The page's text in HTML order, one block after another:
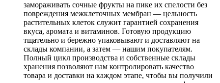
замораживать сочные фрукты на пике их спелости без
повреждения межклеточных мембран — цельность
растительных клеток служит гарантией сохранения
вкуса, аромата и витаминов. Готовую продукцию
тщательно и бережно упаковывают и доставляют на
склады компании, а затем — нашим покупателям.
Полный цикл производства и собственные склады
хранения позволяют нам контролировать качество
товара и доставки на каждом этапе, чтобы вы получили